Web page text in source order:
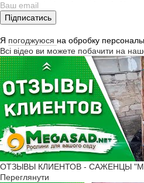
Підписатись
Я погоджуюся на обробку
Всі відео ви можете побачити на
ОТЗЫВЫ КЛИЕНТОВ - САЖЕНЦЫ
Переглянути